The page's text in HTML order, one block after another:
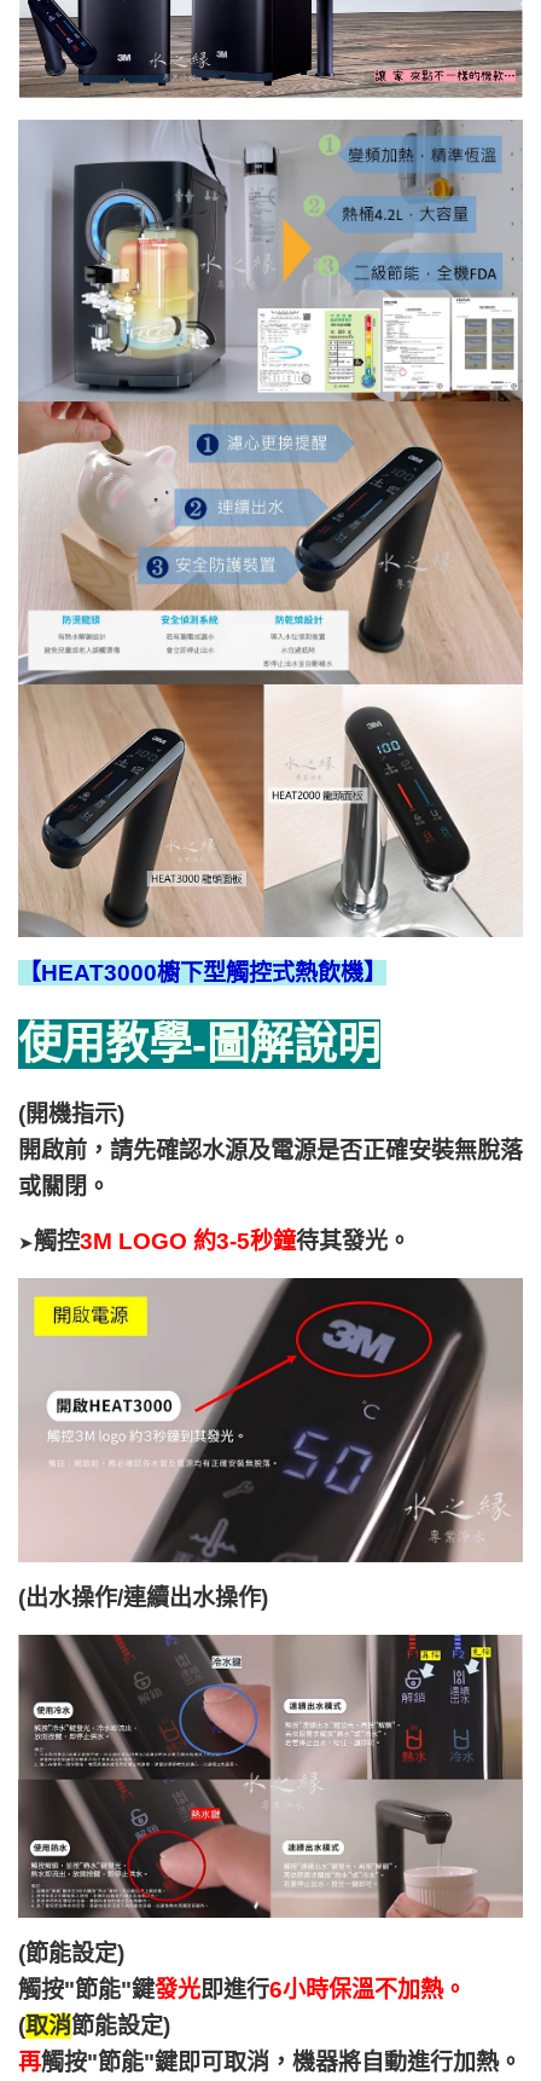
【HEAT3000櫥下型觸控式熱飲機】
使用教學-圖解說明
(開機指示)
開啟前，請先確認水源及電源是否正確安裝無脫落
或關閉。
➤觸控3M LOGO 約3-5秒鐘待其發光。
(出水操作/連續出水操作)
(節能設定)
觸按"節能"鍵發光即進行6小時保溫不加熱。
(取消節能設定)
再觸按"節能"鍵即可取消，機器將自動進行加熱。